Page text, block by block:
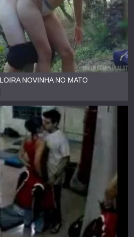
NOVINHA NO MATO